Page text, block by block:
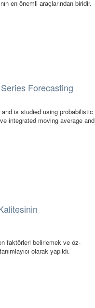
en önemli araçlarından biridir.
Forecasting
is studied using probabilistic
integrated moving average and
faktörleri belirlemek ve öz-
olarak yapıldı.